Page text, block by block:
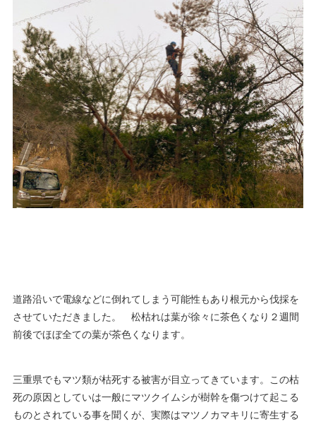
道路沿いで電線などに倒れてしまう可能性もあり根元から伐採を
させていただきました。 松枯れは葉が徐々に茶色くなり２週間
前後でほぼ全ての葉が茶色くなります。
三重県でもマツ類が枯死する被害が目立ってきています。この枯
死の原因としていは一般にマツクイムシが樹幹を傷つけて起こる
ものとされている事を聞くが、実際はマツノカマキリに寄生する